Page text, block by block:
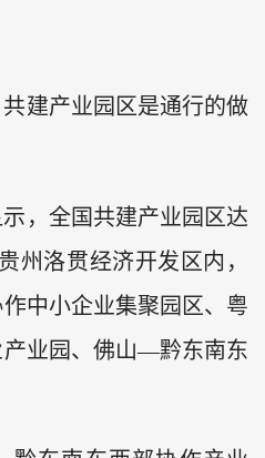
建产业园区是通行的做
，全国共建产业园区达
州洛贯经济开发区内，
中小企业集聚园区、粤
业园、佛山—黔东南东